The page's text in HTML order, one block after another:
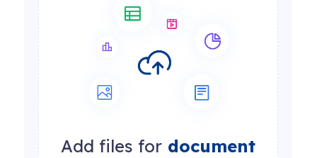
Add files for document